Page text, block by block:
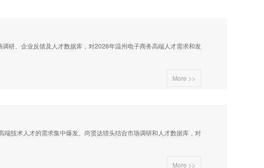
、企业反馈及人才数据库，对2026年温州电子商务高端人才需求和发
More >>
技术人才的需求集中爆发。尚贤达猎头结合市场调研和人才数据库，对
More >>